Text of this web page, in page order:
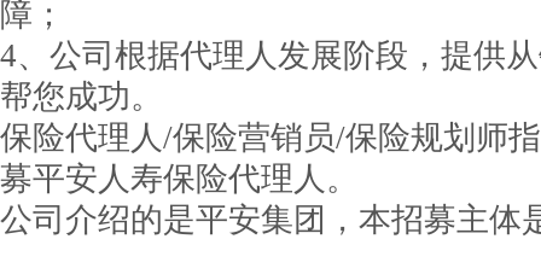
障；
4、公司根据代理人发展阶段，提供
帮您成功。
保险代理人/保险营销员/保险规划师
募平安人寿保险代理人。
公司介绍的是平安集团，本招募主体